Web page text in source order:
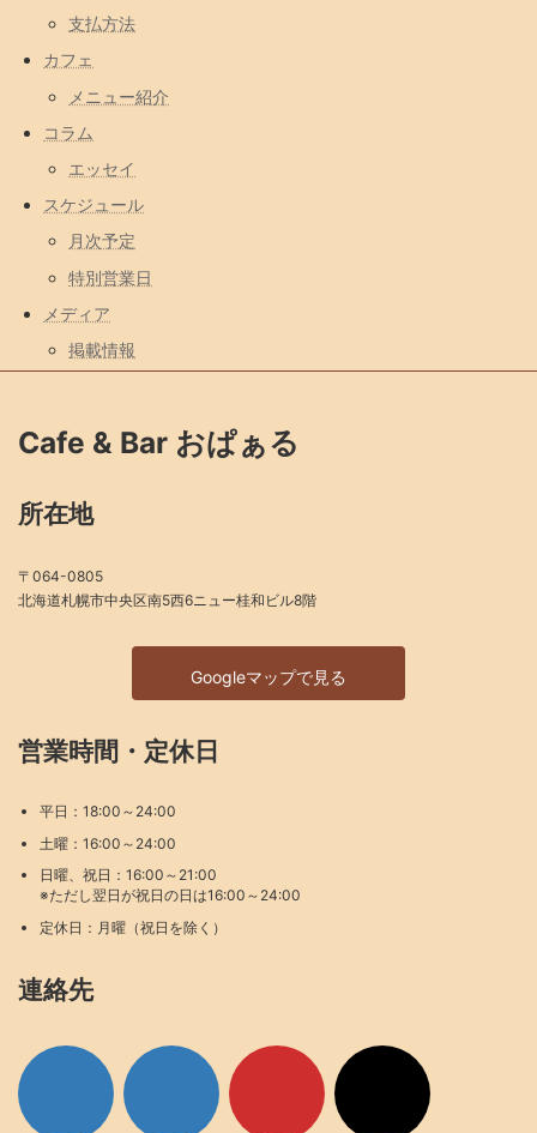
支払方法
カフェ
メニュー紹介
コラム
エッセイ
スケジュール
月次予定
特別営業日
メディア
掲載情報
Cafe & Bar おぱぁる
所在地
〒064-0805
北海道札幌市中央区南5西6ニュー桂和ビル8階
Googleマップで見る
営業時間・定休日
平日：18:00～24:00
土曜：16:00～24:00
日曜、祝日：16:00～21:00
※ただし翌日が祝日の日は16:00～24:00
定休日：月曜（祝日を除く）
連絡先
イ
コ
ン
リ
ン
イ
コ
ン
リ
ン
イ
コ
ン
リ
ン
イ
コ
ン
リ
ン